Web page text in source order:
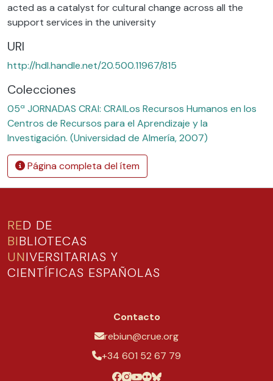
acted as a catalyst for cultural change across all the
support services in the university
URI
http://hdl.handle.net/20.500.11967/815
Colecciones
05ª JORNADAS CRAI: CRAILos Recursos Humanos en los
Centros de Recursos para el Aprendizaje y la
Investigación. (Universidad de Almería, 2007)
Página completa del ítem
RED DE
BIBLIOTECAS
UNIVERSITARIAS Y
CIENTÍFICAS ESPAÑOLAS
Contacto
rebiun@crue.org
+34 601 52 67 79